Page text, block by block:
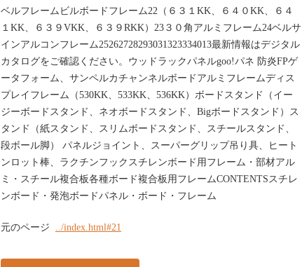
ベルフレームビルボードフレーム22（６３１KK、６４０KK、６４
１KK、６３９VKK、６３９RKK）23３０角アルミフレーム24ベルサ
インアルコンフレーム25262728293031323334013最新情報はデジタル
カタログをご確認ください。ウッドラックパネルgoo!パネ 防炎FPゲ
ータフォーム、サンペルカチャンネルボードアルミフレームディス
プレイフレーム（530KK、533KK、536KK）ボードスタンド（イー
ジーボードスタンド、ネオボードスタンド、Bigボードスタンド）ス
タンド（紙スタンド、スリムボードスタンド、スチールスタンド、
段ボール脚） パネルジョイント、スーパーグリップ吊り具、ヒート
ンロット棒、ラクチンフックスチレンボード用フレーム・部材アル
ミ・スチール複合板各種ボード複合板用フレームCONTENTSスチレ
ンボード・発泡ボードパネル・ボード・フレーム
元のページ ../index.html#21